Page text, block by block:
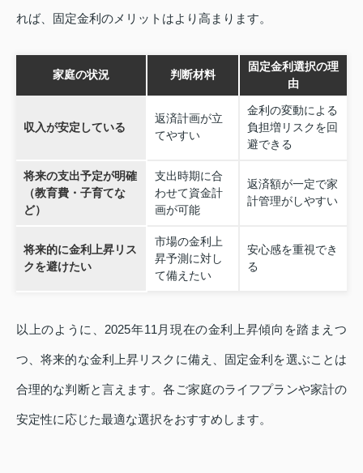
れば、固定金利のメリットはより高まります。
家庭の状況 判断材料
固定金利選択の理
由
収入が安定している
返済計画が立
てやすい
金利の変動による
負担増リスクを回
避できる
将来の支出予定が明確
（教育費・子育てな
ど）
支出時期に合
わせて資金計
画が可能
返済額が一定で家
計管理がしやすい
将来的に金利上昇リス
クを避けたい
市場の金利上
昇予測に対し
て備えたい
安心感を重視でき
る
以上のように、2025年11月現在の金利上昇傾向を踏まえつ
つ、将来的な金利上昇リスクに備え、固定金利を選ぶことは
合理的な判断と言えます。各ご家庭のライフプランや家計の
安定性に応じた最適な選択をおすすめします。